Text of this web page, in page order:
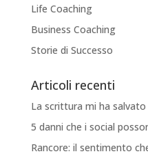
Life Coaching
Business Coaching
Storie di Successo
Articoli recenti
La scrittura mi ha salvato
5 danni che i social
Rancore: il sentimento